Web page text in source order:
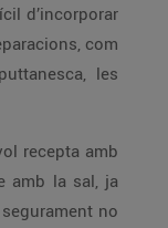
d’incorporar
com
les
recepta amb
amb la sal, ja
no